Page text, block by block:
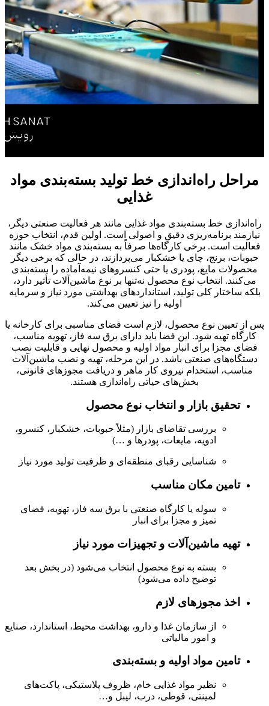
مراحل راه‌اندازی خط تولید بسته‌بندی مواد
غذایی
راه‌اندازی خط بسته‌بندی مواد غذایی مانند هر فعالیت صنعتی دیگر،
نیازمند برنامه‌ریزی دقیق و اصولی است. اولین قدم، انتخاب حوزه
فعالیت است. برخی کارگاه‌ها صرفاً به بسته‌بندی مواد خشک مانند
حبوبات، برنج، چای یا خشکبار می‌پردازند، در حالی که برخی دیگر
محصولات مایع، پودری یا حتی کنسروهای نیمه‌آماده را بسته‌بندی
می‌کنند. انتخاب نوع محصول نه‌تنها بر نوع ماشین‌آلات تأثیر دارد،
بلکه ساختار کلی تولید، استانداردهای بهداشتی مورد نیاز و سرمایه
اولیه را نیز تعیین می‌کند.
پس از تعیین نوع محصول، لازم است فضای مناسبی برای کارخانه یا
کارگاه تهیه شود. این فضا باید دارای برق سه فاز، تهویه مناسب،
فضای مجزا برای انبار مواد اولیه و محصول نهایی و قابلیت نصب
دستگاه‌های صنعتی باشد. در این مرحله، تهیه و نصب ماشین‌آلات
مناسب، استخدام نیروی کار ماهر و دریافت مجوزهای قانونی،
بخش‌های حیاتی راه‌اندازی هستند.
تحقیق بازار و انتخاب نوع محصول
بررسی تقاضای بازار (مثلاً حبوبات، خشکبار، کنسرو،
ادویه، مایعات، پودرها و …)
شناسایی رقبای منطقه‌ای و ظرفیت تولید مورد نیاز
تامین مکان مناسب
سوله یا کارگاه صنعتی با برق سه فاز، تهویه، فضای
تمیز و مجزا برای انبار
تهیه ماشین‌آلات و تجهیزات مورد نیاز
بسته به نوع محصول انتخاب می‌شود (در بخش بعد
توضیح داده می‌شود)
اخذ مجوزهای لازم
از سازمان غذا و دارو، بهداشت محیط، استاندارد، صنایع
و امور مالیاتی
تامین مواد اولیه و بسته‌بندی
نظیر مواد غذایی خام، ظروف پلاستیکی، پاکت‌های
لمینتی، قوطی، درب، لیبل و…